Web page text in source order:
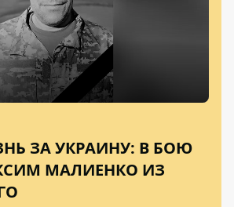
ЗА УКРАИНУ: В БОЮ
МАЛИЕНКО ИЗ